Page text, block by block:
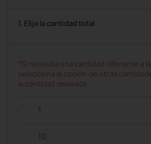
1. Elija la cantidad total
*Si necesita una cantidad diferente a
selecciona la opción de otras
la cantidad deseada
1
10